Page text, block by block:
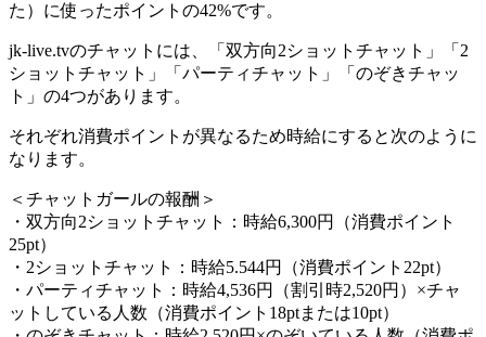
た）に使ったポイントの42%です。
jk-live.tvのチャットには、「双方向2ショットチャット」「2
ショットチャット」「パーティチャット」「のぞきチャッ
ト」の4つがあります。
それぞれ消費ポイントが異なるため時給にすると次のように
なります。
＜チャットガールの報酬＞
・双方向2ショットチャット：時給6,300円（消費ポイント
25pt）
・2ショットチャット：時給5.544円（消費ポイント22pt）
・パーティチャット：時給4,536円（割引時2,520円）×チャ
ットしている人数（消費ポイント18ptまたは10pt）